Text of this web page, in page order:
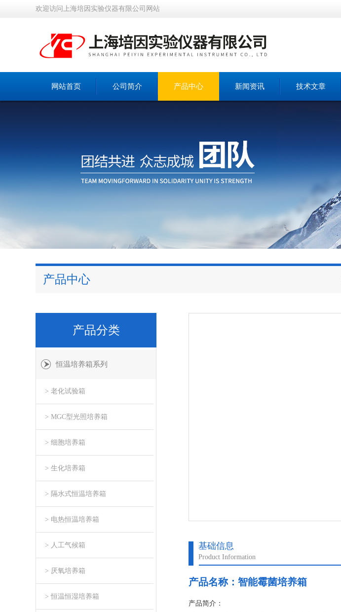
欢迎访问上海培因实验仪器有限公司网站
网站首页 公司简介 产品中心 新闻资讯 技术文章
产品中心
基础信息
Product Information
产品名称： 智能霉菌培养箱
产品简介：
产品分类
恒温培养箱系列
> 老化试验箱
> MGC型光照培养箱
> 细胞培养箱
> 生化培养箱
> 隔水式恒温培养箱
> 电热恒温培养箱
> 人工气候箱
> 厌氧培养箱
> 恒温恒湿培养箱